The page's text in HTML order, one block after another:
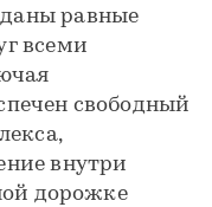
равные
всеми
свободный
внутри
дорожке